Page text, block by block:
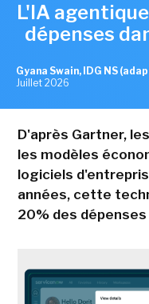
L'IA
dépenses
Gyana Swain, IDG NS
Juillet 2026
D'après Gartner,
les modèles
logiciels
années, cette
20% des dépenses